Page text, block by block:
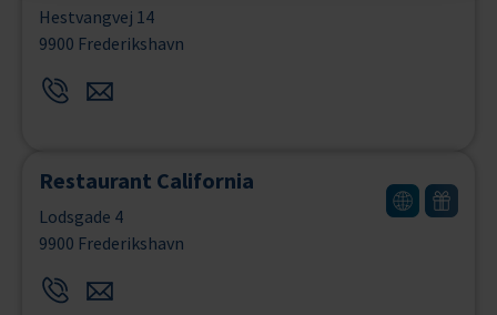
Hestvangvej 14
9900 Frederikshavn
Restaurant California
Lodsgade 4
9900 Frederikshavn